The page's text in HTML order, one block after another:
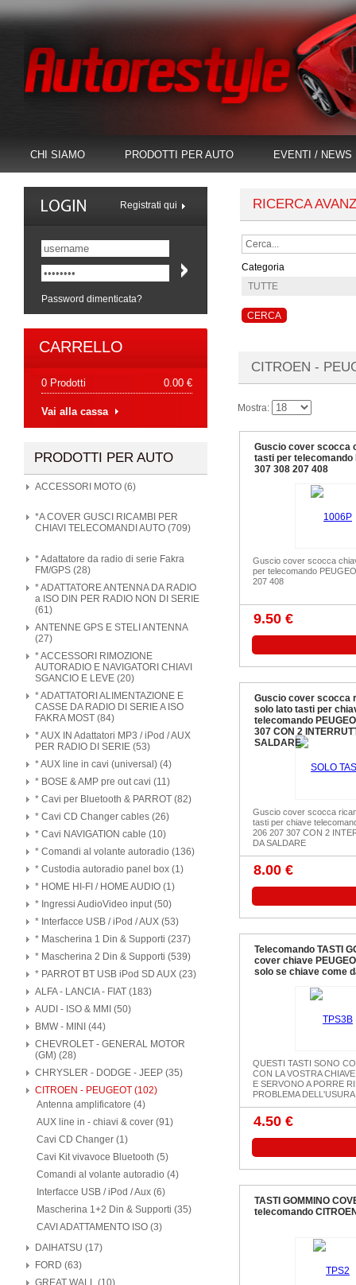
CHI SIAMO PRODOTTI PER AUTO EVENTI / NEWS
PRODOTTI PER AUTO
ACCESSORI MOTO (6)
*A COVER GUSCI RICAMBI PER
CHIAVI TELECOMANDI AUTO (709)
* Adattatore da radio di serie Fakra
FM/GPS (28)
* ADATTATORE ANTENNA DA RADIO
a ISO DIN PER RADIO NON DI SERIE
(61)
ANTENNE GPS E STELI ANTENNA
(27)
* ACCESSORI RIMOZIONE
AUTORADIO E NAVIGATORI CHIAVI
SGANCIO E LEVE (20)
* ADATTATORI ALIMENTAZIONE E
CASSE DA RADIO DI SERIE A ISO
FAKRA MOST (84)
* AUX IN Adattatori MP3 / iPod / AUX
PER RADIO DI SERIE (53)
* AUX line in cavi (universal) (4)
* BOSE & AMP pre out cavi (11)
* Cavi per Bluetooth & PARROT (82)
* Cavi CD Changer cables (26)
* Cavi NAVIGATION cable (10)
* Comandi al volante autoradio (136)
* Custodia autoradio panel box (1)
* HOME HI-FI / HOME AUDIO (1)
* Ingressi AudioVideo input (50)
* Interfacce USB / iPod / AUX (53)
* Mascherina 1 Din & Supporti (237)
* Mascherina 2 Din & Supporti (539)
* PARROT BT USB iPod SD AUX (23)
ALFA - LANCIA - FIAT (183)
AUDI - ISO & MMI (50)
BMW - MINI (44)
CHEVROLET - GENERAL MOTOR
(GM) (28)
CHRYSLER - DODGE - JEEP (35)
CITROEN - PEUGEOT (102)
Antenna amplificatore (4)
AUX line in - chiavi & cover (91)
Cavi CD Changer (1)
Cavi Kit vivavoce Bluetooth (5)
Comandi al volante autoradio (4)
Interfacce USB / iPod / Aux (6)
Mascherina 1+2 Din & Supporti (35)
CAVI ADATTAMENTO ISO (3)
DAIHATSU (17)
FORD (63)
GREAT WALL (10)
Password dimenticata?
Registrati qui
CARRELLO
0 Prodotti 0.00 €
Vai alla cassa
CITROEN -
RICERCA
Categoria
Mostra:
Guscio cover scocca
tasti per telecomando
307 308 207 408
Guscio cover scocca
per telecomando
207 408
9.50 €
Guscio cover scocca
solo lato tasti per
telecomando
307 CON 2
SALDARE
Guscio cover scocca
tasti per chiave
206 207 307 CON 2
DA SALDARE
8.00 €
Telecomando TASTI
cover chiave
solo se chiave come
QUESTI TASTI SONO
CON LA VOSTRA
E SERVONO A PORRE
PROBLEMA
4.50 €
TASTI GOMMINO
telecomando